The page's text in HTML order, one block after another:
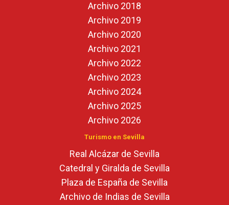
Archivo 2018
Archivo 2019
Archivo 2020
Archivo 2021
Archivo 2022
Archivo 2023
Archivo 2024
Archivo 2025
Archivo 2026
Turismo en Sevilla
Real Alcázar de Sevilla
Catedral y Giralda de Sevilla
Plaza de España de Sevilla
Archivo de Indias de Sevilla